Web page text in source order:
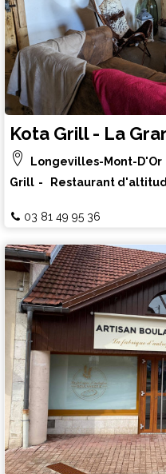
Kota Grill - La
Longevilles-Mont-D'Or
Grill
Restaurant
03 81 49 95 36